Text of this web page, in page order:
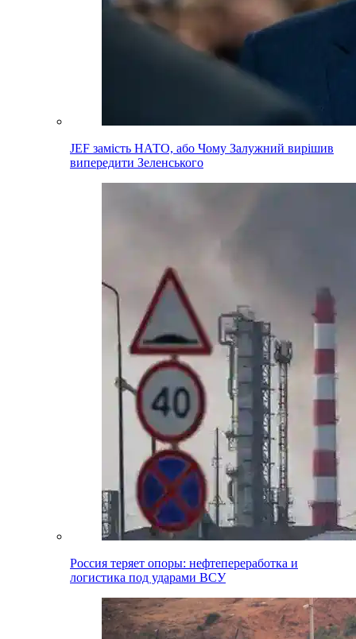
JEF замість НАТО, або Чому Залужний вирішив
випередити Зеленського
Россия теряет опоры: нефтепереработка и
логистика под ударами ВСУ